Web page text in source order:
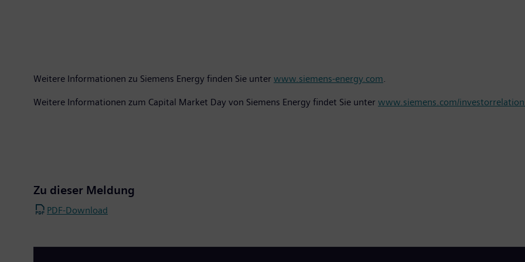
Weitere Informationen zu Siemens Energy finden Sie unter www.siemens-energy.com
Weitere Informationen zum Capital Market Day von Siemens Energy findet Sie unter www.siemens.com/
Zu dieser Meldung
PDF-Download